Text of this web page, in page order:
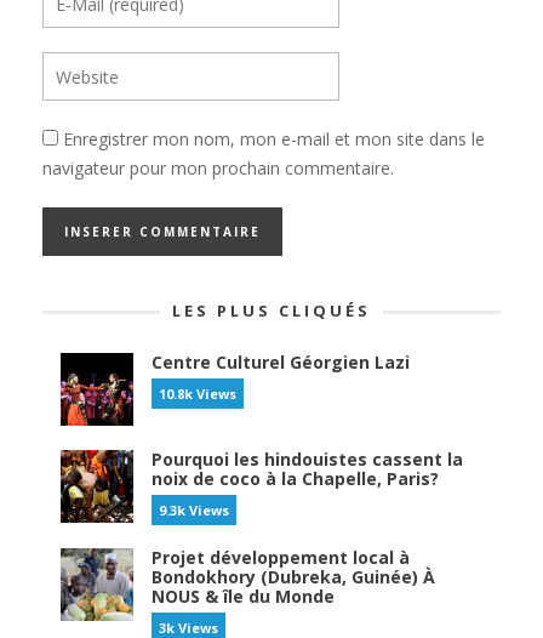
Enregistrer mon nom, mon e-mail et mon site dans le
navigateur pour mon prochain commentaire.
LES PLUS CLIQUÉS
Centre Culturel Géorgien Lazi
10.8k Views
Pourquoi les hindouistes cassent la
noix de coco à la Chapelle, Paris?
9.3k Views
Projet développement local à
Bondokhory (Dubreka, Guinée) À
NOUS & île du Monde
3k Views